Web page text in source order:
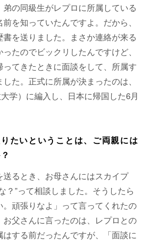
の同級生がレプロに所属している
を知っていたんですよ。だから、
書を送りました。まさか連絡が来る
たのでビックリしたんですけど、
てきたときに面談をして、所属す
た。正式に所属が決まったのは、
学）に編入し、日本に帰国した6月
たいということは、ご両親には
るとき、お母さんにはスカイプ
？”って相談しました。そうしたら
。頑張りなよ」って言ってくれたの
お父さんに言ったのは、レプロとの
する前だったんですが、「面談に